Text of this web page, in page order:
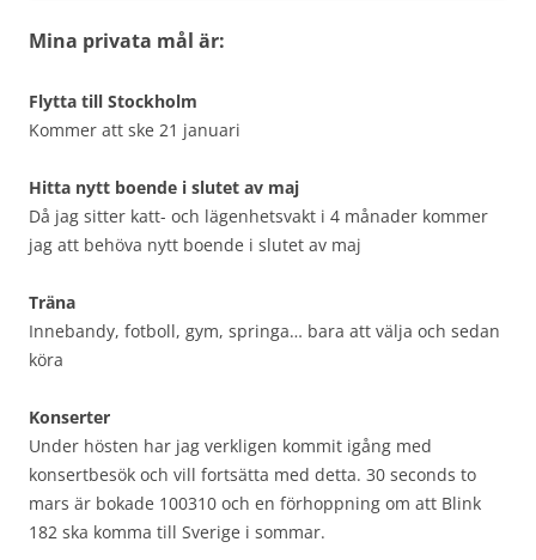
Mina privata mål är:
Flytta till Stockholm
Kommer att ske 21 januari
Hitta nytt boende i slutet av maj
Då jag sitter katt- och lägenhetsvakt i 4 månader kommer
jag att behöva nytt boende i slutet av maj
Träna
Innebandy, fotboll, gym, springa… bara att välja och sedan
köra
Konserter
Under hösten har jag verkligen kommit igång med
konsertbesök och vill fortsätta med detta. 30 seconds to
mars är bokade 100310 och en förhoppning om att Blink
182 ska komma till Sverige i sommar.